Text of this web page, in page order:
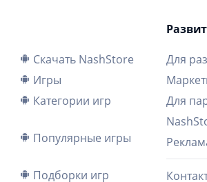
Скачать NashStore
Игры
Категории игр
Популярные игры
Подборки игр
Для
Для